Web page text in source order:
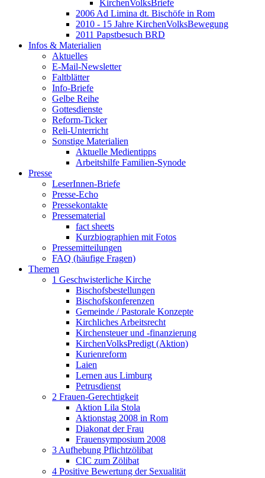
KirchenVolksBriefe
2006 Ad Limina dt. Bischöfe in Rom
2010 - 15 Jahre KirchenVolksBewegung
2011 Papstbesuch BRD
Infos & Materialien
Aktuelles
E-Mail-Newsletter
Faltblätter
Info-Briefe
Gelbe Reihe
Gottesdienste
Reform-Ticker
Reli-Unterricht
Sonstige Materialien
Aktuelle Medientipps
Arbeitshilfe Familien-Synode
Presse
LeserInnen-Briefe
Presse-Echo
Pressekontakte
Pressematerial
fact sheets
Kurzbiographien mit Fotos
Pressemitteilungen
FAQ (häufige Fragen)
Themen
1 Geschwisterliche Kirche
Bischofsbestellungen
Bischofskonferenzen
Gemeinde / Pastorale Konzepte
Kirchliches Arbeitsrecht
Kirchensteuer und -finanzierung
KirchenVolksPredigt (Aktion)
Kurienreform
Laien
Lernen aus Limburg
Petrusdienst
2 Frauen-Gerechtigkeit
Aktion Lila Stola
Aktionstag 2008 in Rom
Diakonat der Frau
Frauensymposium 2008
3 Aufhebung Pflichtzölibat
CIC zum Zölibat
4 Positive Bewertung der Sexualität